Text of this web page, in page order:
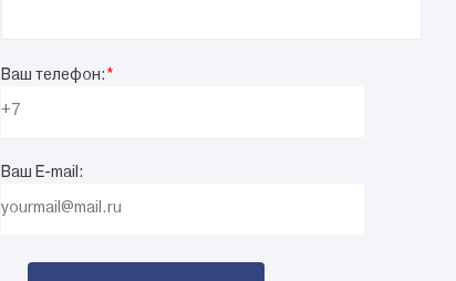
Ваш телефон:*
Ваш E-mail: